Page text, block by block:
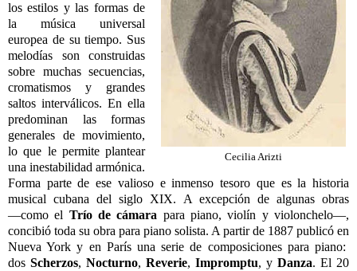
Cecilia Arizti
los estilos y las formas de
la música universal
europea de su tiempo. Sus
melodías son construidas
sobre muchas secuencias,
cromatismos y grandes
saltos interválicos. En ella
predominan las formas
generales de movimiento,
lo que le permite plantear
una inestabilidad armónica.
Forma parte de ese valioso e inmenso tesoro que es la historia
musical cubana del siglo XIX. A excepción de algunas obras
―como el Trío de cámara para piano, violín y violonchelo―,
concibió toda su obra para piano solista. A partir de 1887 publicó en
Nueva York y en París una serie de composiciones para piano:
dos Scherzos, Nocturno, Reverie, Impromptu, y Danza. El 20